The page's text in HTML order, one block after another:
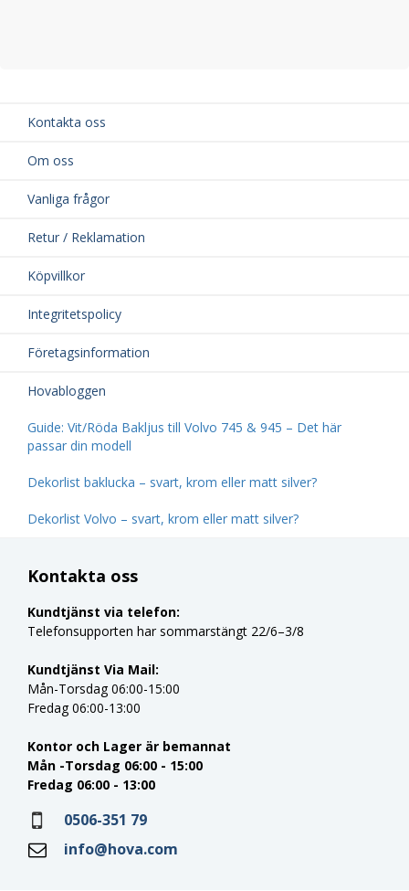
Kontakta oss
Om oss
Vanliga frågor
Retur / Reklamation
Köpvillkor
Integritetspolicy
Företagsinformation
Hovabloggen
Guide: Vit/Röda Bakljus till Volvo 745 & 945 – Det här
passar din modell
Dekorlist baklucka – svart, krom eller matt silver?
Dekorlist Volvo – svart, krom eller matt silver?
Kontakta oss
Kundtjänst via telefon:
Telefonsupporten har sommarstängt 22/6–3/8
Kundtjänst Via Mail:
Mån-Torsdag 06:00-15:00
Fredag 06:00-13:00
Kontor och Lager är bemannat
Mån -Torsdag 06:00 - 15:00
Fredag 06:00 - 13:00
0506-351 79
info@hova.com